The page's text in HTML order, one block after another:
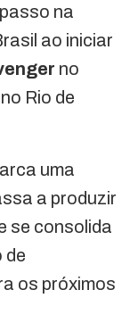
na
ao iniciar
no
Rio de
uma
a produzir
se consolida
de
os próximos